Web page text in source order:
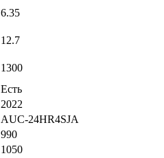
6.35
12.7
1300
Есть
2022
AUC-24HR4SJA
990
1050